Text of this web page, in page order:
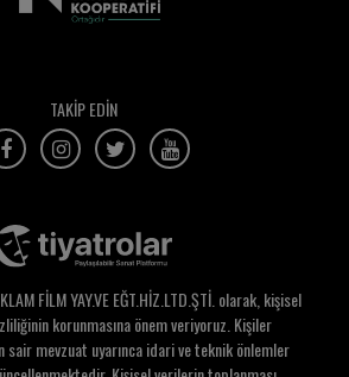
TAKİP EDİN
FİLM YAY.VE EĞT.HİZ.LTD.ŞTİ. olarak, kişisel
korunmasına önem veriyoruz. Kişiler
sair mevzuat uyarınca idari ve teknik önlemler